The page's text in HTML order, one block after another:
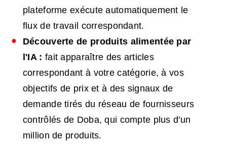
plateforme exécute automatiquement le
flux de travail correspondant.
Découverte de produits alimentée par
l'IA : fait apparaître des articles
correspondant à votre catégorie, à vos
objectifs de prix et à des signaux de
demande tirés du réseau de fournisseurs
contrôlés de Doba, qui compte plus d'un
million de produits.